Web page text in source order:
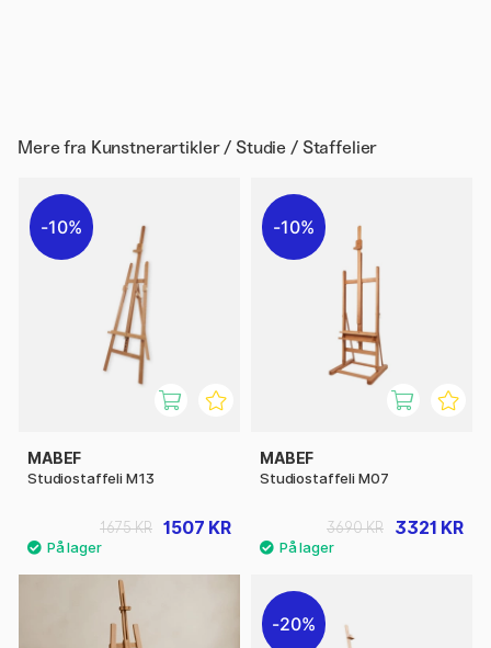
Mere fra Kunstnerartikler / Studie / Staffelier
10%
MABEF
Studiostaffeli M13
1507 KR
1675 KR
10%
MABEF
Studiostaffeli M07
3321 KR
3690 KR
20%